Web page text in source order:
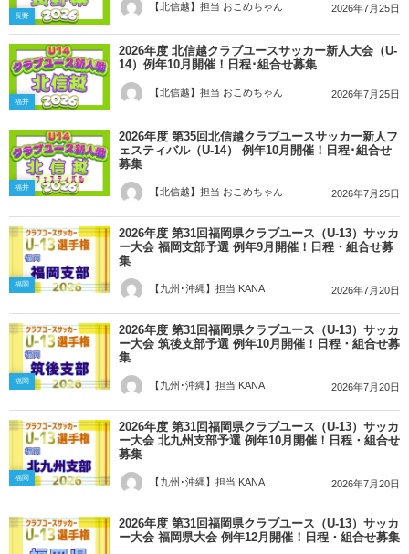
長野
【北信越】担当 おこめちゃん 2026年7月25日
福井
2026年度 北信越クラブユースサッカー新人大会（U-
14）例年10月開催！日程･組合せ募集
【北信越】担当 おこめちゃん 2026年7月25日
福井
2026年度 第35回北信越クラブユースサッカー新人フ
ェスティバル（U-14） 例年10月開催！日程･組合せ
募集
【北信越】担当 おこめちゃん 2026年7月25日
福岡
2026年度 第31回福岡県クラブユース（U-13）サッカ
ー大会 福岡支部予選 例年9月開催！日程・組合せ募
集
【九州･沖縄】担当 KANA 2026年7月20日
福岡
2026年度 第31回福岡県クラブユース（U-13）サッカ
ー大会 筑後支部予選 例年10月開催！日程・組合せ募
集
【九州･沖縄】担当 KANA 2026年7月20日
福岡
2026年度 第31回福岡県クラブユース（U-13）サッカ
ー大会 北九州支部予選 例年10月開催！日程・組合せ
募集
【九州･沖縄】担当 KANA 2026年7月20日
2026年度 第31回福岡県クラブユース（U-13）サッカ
ー大会 福岡県大会 例年12月開催！日程・組合せ募集